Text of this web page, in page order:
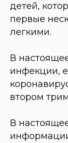
детей,
первые
легкими.
В
инфекции,
втором
В